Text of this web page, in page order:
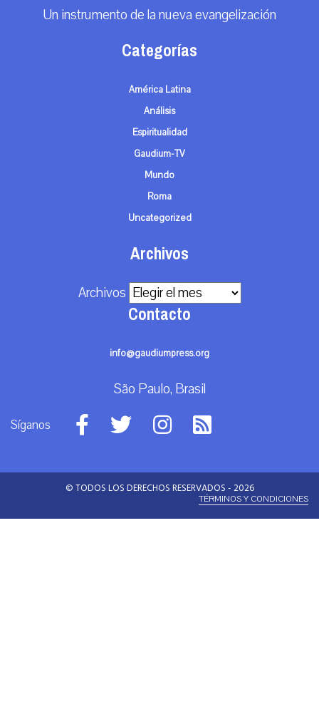
Un instrumento de la nueva evangelización
Categorías
América Latina
Análisis
Espiritualidad
Gaudium-TV
Mundo
Roma
Uncategorized
Archivos
Archivos
Contacto
info@gaudiumpress.org
São Paulo, Brasil
Síganos
© TODOS LOS DERECHOS RESERVADOS - 2026
TÉRMINOS Y CONDICIONES